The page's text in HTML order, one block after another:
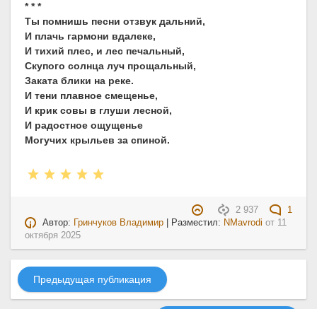
* * *
Ты помнишь песни отзвук дальний,
И плачь гармони вдалеке,
И тихий плес, и лес печальный,
Скупого солнца луч прощальный,
Заката блики на реке.
И тени плавное смещенье,
И крик совы в глуши лесной,
И радостное ощущенье
Могучих крыльев за спиной.
2 937
1
Автор:
Гринчуков Владимир | Разместил: NMavrodi от 11
октября 2025
Предыдущая публикация